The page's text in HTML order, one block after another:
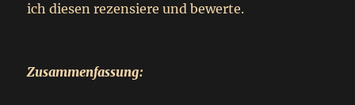
ich diesen rezensiere und bewerte.
Zusammenfassung: